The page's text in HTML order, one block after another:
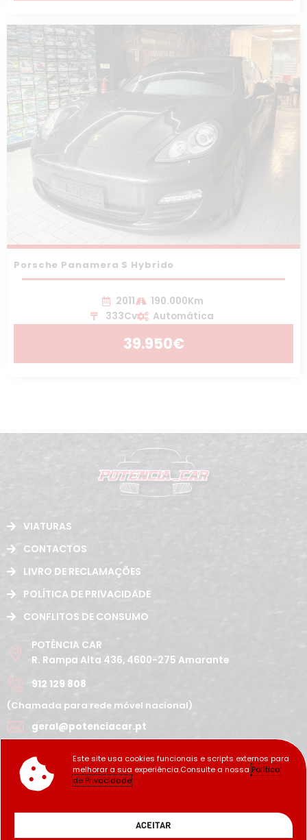
Porsche Panamera S Hybrido
2011
190.000Km
333Cv
Automática
39.950€
VIATURAS
CONTACTOS
LIVRO DE RECLAMAÇÕES
POLÍTICA DE PRIVACIDADE
CONFLITOS DE CONSUMO
POTÊNCIA CAR
R. Rampa Alta 436, 4600-275 Amarante
912 129 808
(Chamada para rede móvel nacional)
geral@potenciacar.pt
10:00h - 12:30h | 14h 19:30h
Domingo
Fechado
Copyright Potência_Car ©2022
Este site usa cookies funcionais e scripts externos para
melhorar a sua experiência.Consulte a nossaPolítica
de Privacidade
ACEITAR